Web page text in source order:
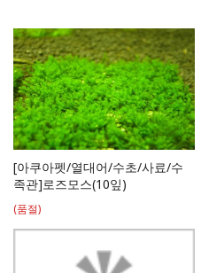
[아쿠아펫/열대어/수초/사료/수
족관]로즈모스(10잎)
(품절)